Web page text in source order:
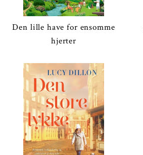
Den lille have for ensomme
hjerter